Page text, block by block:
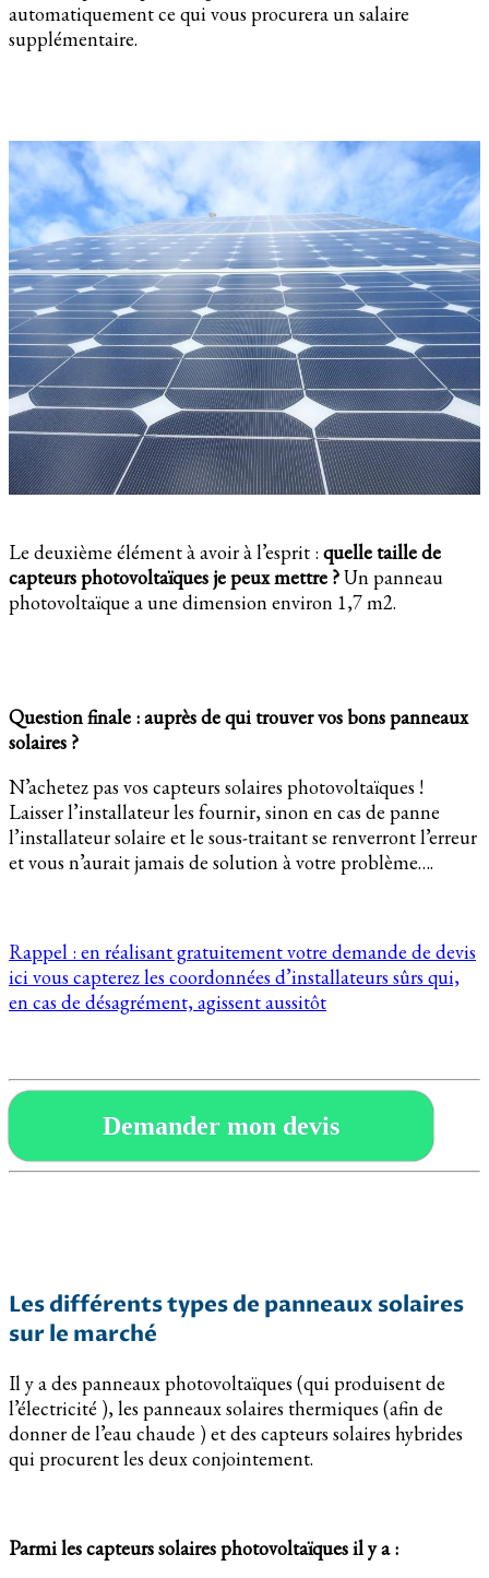
automatiquement ce qui vous procurera un salaire
supplémentaire.
Le deuxième élément à avoir à l’esprit : quelle taille de
capteurs photovoltaïques je peux mettre ?Un panneau
photovoltaïque a une dimension environ 1,7 m2.
Question finale : auprès de qui trouver vos bons panneaux
solaires ?
N’achetez pas vos capteurs solaires photovoltaïques !
Laisser l’installateur les fournir, sinon en cas de panne
l’installateur solaire et le sous-traitant se renverront l’erreur
et vous n’aurait jamais de solution à votre problème….
Rappel : en réalisant gratuitement votre demande de devis
ici vous capterez les coordonnées d’installateurs sûrs qui,
en cas de désagrément, agissent aussitôt
Demander mon devis
Les différents types de panneaux solaires
sur le marché
Il y a des panneaux photovoltaïques (qui produisent de
l’électricité ), les panneaux solaires thermiques (afin de
donner de l’eau chaude ) et des capteurs solaires hybrides
qui procurent les deux conjointement.
Parmi les capteurs solaires photovoltaïques il y a :